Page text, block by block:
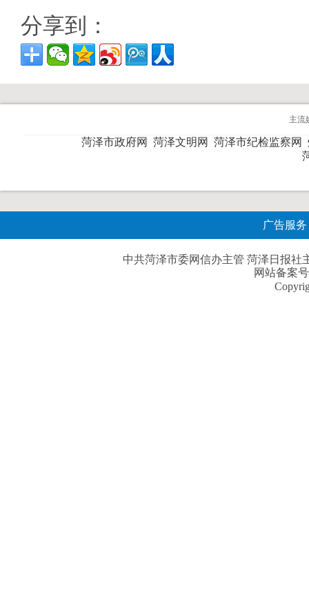
分享到：
主流
菏泽市政府网 菏泽文明网 菏泽市纪检监察网
广告服务
中共菏泽市委网信办主管 菏泽日报社
网站备案